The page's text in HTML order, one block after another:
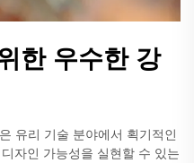
한 우수한 강
유리 기술 분야에서 획기적인
자인 가능성을 실현할 수 있는